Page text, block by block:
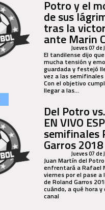
Potro y el
de sus
tras la
ante Marin
Jueves 07 de
El tandilense dijo
mucha tensión y
guardada y festejó
vez a las semifinales
Con el objetivo
llegar a las...
Del Potro
EN VIVO
semifinales
Garros 2018
Jueves 07 de
Juan Martín del
enfrentará a Rafael
viernes por el pase a
de Roland Garros
cuándo, a qué hora y
canal